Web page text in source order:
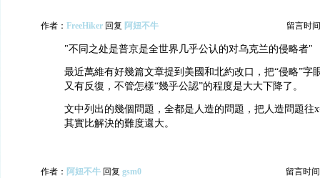
作者： FreeHiker 回复 阿妞不牛 留言时
"不同之处是普京是全世界几乎公认的对乌克兰的侵略者"
最近萬維有好幾篇文章提到美國和北約改口，把“侵略”字
又有反復，不管怎樣“幾乎公認”的程度是大大下降了。
文中列出的幾個問題，全都是人造的問題，把人造問題往
其實比解決的難度還大。
作者： 阿妞不牛 回复 gsm0 留言时